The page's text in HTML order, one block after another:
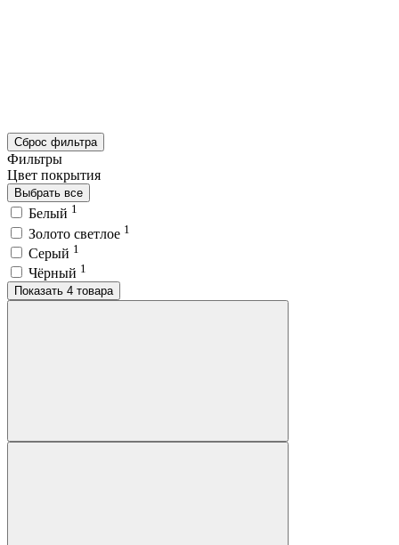
Сброс фильтра
Фильтры
Цвет покрытия
Выбрать все
Белый 1
Золото светлое 1
Серый 1
Чёрный 1
Показать 4 товара